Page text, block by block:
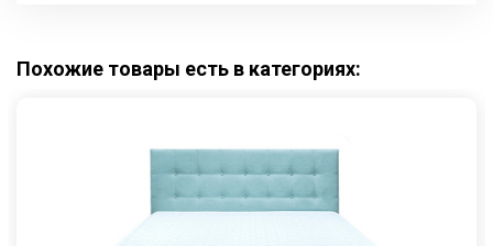
Похожие товары есть в категориях: